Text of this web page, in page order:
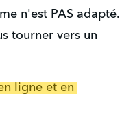
n'est PAS adapté.
tourner vers un
ligne et en